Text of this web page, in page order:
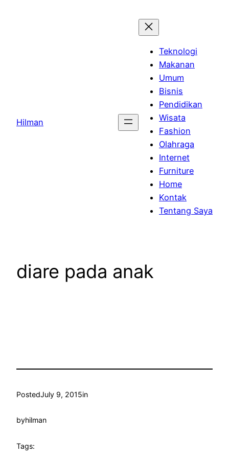
Hilman
Teknologi
Makanan
Umum
Bisnis
Pendidikan
Wisata
Fashion
Olahraga
Internet
Furniture
Home
Kontak
Tentang Saya
diare pada anak
PostedJuly 9, 2015in
byhilman
Tags: